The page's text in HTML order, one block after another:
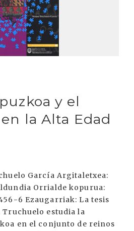
y el
la Alta Edad
García Argitaletxea:
Orrialde kopurua:
6 Ezaugarriak: La tesis
Truchuelo estudia la
en el conjunto de reinos